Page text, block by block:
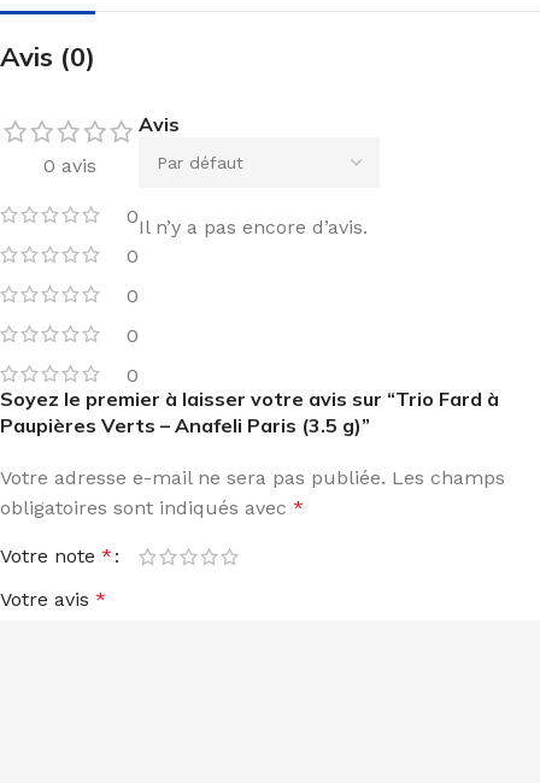
Avis (0)
0 avis
0
0
0
0
0
Avis
Il n’y a pas encore d’avis.
Soyez le premier à laisser votre avis sur “Trio Fard à
Paupières Verts – Anafeli Paris (3.5 g)”
Votre adresse e-mail ne sera pas publiée. Les champs
obligatoires sont indiqués avec *
Votre note *
Votre avis *